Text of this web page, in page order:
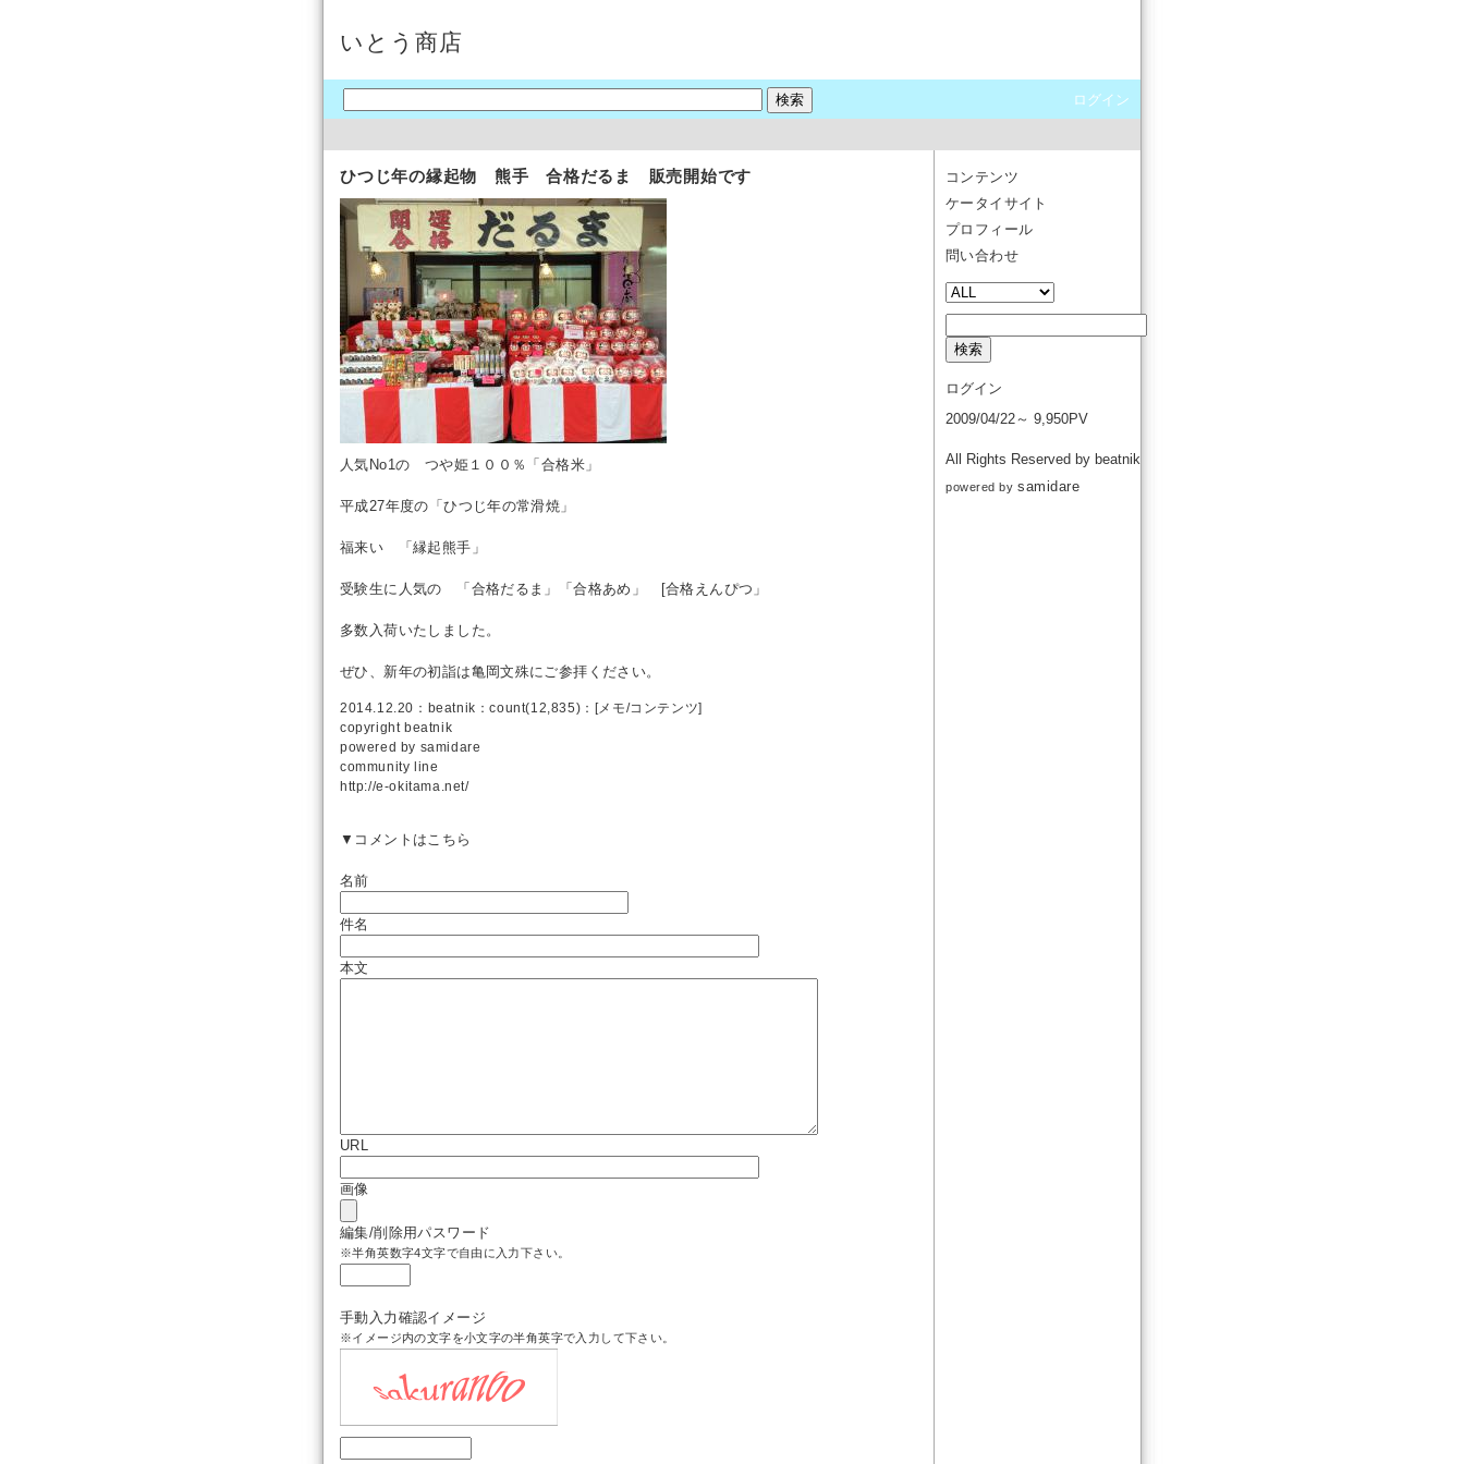
いとう商店
ログイン
ひつじ年の縁起物 熊手 合格だるま 販売開始です
人気No1の つや姫１００％「合格米」
平成27年度の「ひつじ年の常滑焼」
福来い 「縁起熊手」
受験生に人気の 「合格だるま」「合格あめ」 [合格えんぴつ」
多数入荷いたしました。
ぜひ、新年の初詣は亀岡文殊にご参拝ください。
2014.12.20： beatnik ：count(12,835)：[メモ/コンテンツ]
copyright beatnik
powered by samidare
community line
http://e-okitama.net/
▼コメントはこちら
名前
件名
本文
URL
画像
編集/削除用パスワード
※半角英数字4文字で自由に入力下さい。
手動入力確認イメージ
※イメージ内の文字を小文字の半角英字で入力して下さい。
コンテンツ
ケータイサイト
プロフィール
問い合わせ
ログイン
2009/04/22～ 9,950PV
All Rights Reserved by beatnik
powered bysamidare